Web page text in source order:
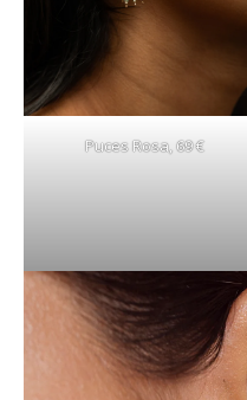
Puces Rosa, 69 €